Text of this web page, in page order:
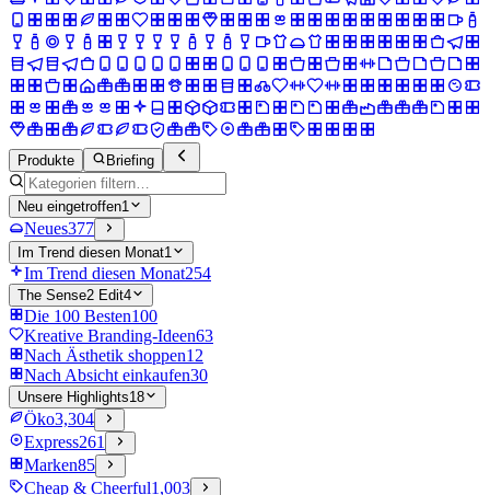
Produkte Briefing
Neu eingetroffen1
Neues377
Im Trend diesen Monat1
Im Trend diesen Monat254
The Sense2 Edit4
Die 100 Besten100
Kreative Branding-Ideen63
Nach Ästhetik shoppen12
Nach Absicht einkaufen30
Unsere Highlights18
Öko3,304
Express261
Marken85
Cheap & Cheerful1,003